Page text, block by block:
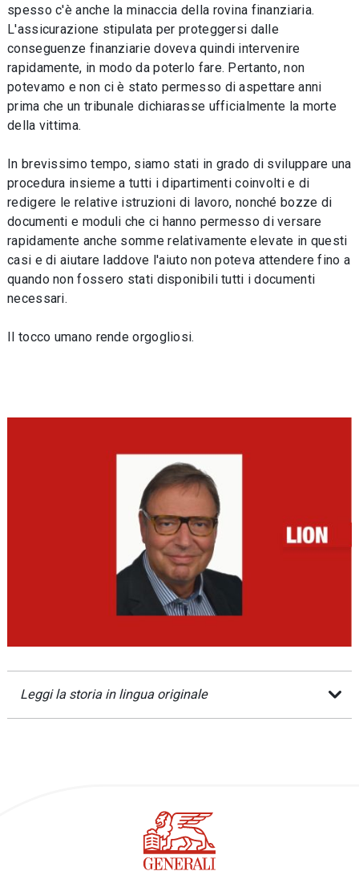
spesso c'è anche la minaccia della rovina finanziaria.
L'assicurazione stipulata per proteggersi dalle
conseguenze finanziarie doveva quindi intervenire
rapidamente, in modo da poterlo fare. Pertanto, non
potevamo e non ci è stato permesso di aspettare anni
prima che un tribunale dichiarasse ufficialmente la morte
della vittima.
In brevissimo tempo, siamo stati in grado di sviluppare una
procedura insieme a tutti i dipartimenti coinvolti e di
redigere le relative istruzioni di lavoro, nonché bozze di
documenti e moduli che ci hanno permesso di versare
rapidamente anche somme relativamente elevate in questi
casi e di aiutare laddove l'aiuto non poteva attendere fino a
quando non fossero stati disponibili tutti i documenti
necessari.
Il tocco umano rende orgogliosi.
Leggi la storia in lingua originale